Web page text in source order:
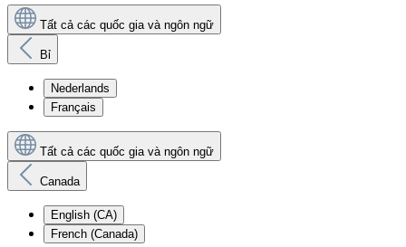
Tất cả các quốc gia và ngôn ngữ
Bỉ
Nederlands
Français
Tất cả các quốc gia và ngôn ngữ
Canada
English (CA)
French (Canada)